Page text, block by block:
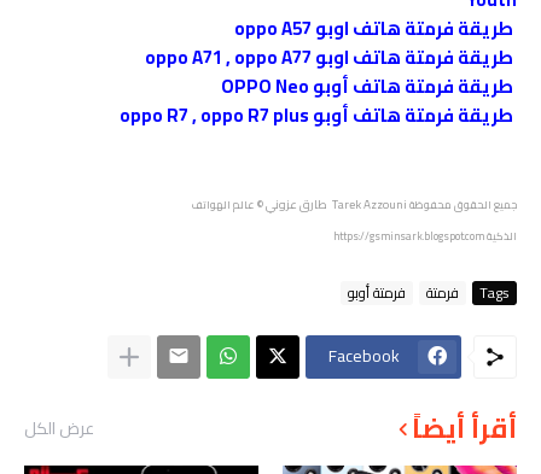
طريقة فرمتة هاتف اوبو oppo A57
طريقة فرمتة هاتف اوبو oppo A71 , oppo A77
طريقة فرمتة هاتف أوبو OPPO Neo
طريقة فرمتة هاتف أوبو oppo R7 , oppo R7 plus
جميع الحقوق محفوظةTarek Azzouni طارق عزوني
© عالم الهواتف
الذكيةhttps://gsminsark.blogspot.com
Tags فرمتة فرمتة أوبو
Facebook
أقرأ أيضاً عرض الكل